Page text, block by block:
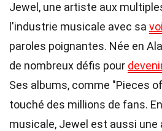
Jewel, une artiste aux
l'industrie musicale avec sa
paroles poignantes. Née en
de nombreux défis pour
Ses albums, comme "Pieces
touché des millions de fans.
musicale, Jewel est aussi une